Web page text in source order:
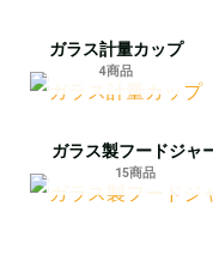
ガラス計量カップ
4商品
ガラス製フードジャ
15商品